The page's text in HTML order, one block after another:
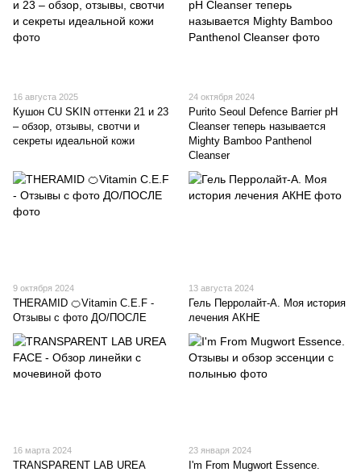
16 августа 2025
Кушон CU SKIN оттенки 21 и 23
– обзор, отзывы, свотчи и
секреты идеальной кожи
24 октября 2024
Purito Seoul Defence Barrier pH
Cleanser теперь называется
Mighty Bamboo Panthenol
Cleanser
9 октября 2024
THERAMID 🍊Vitamin C.E.F -
Отзывы с фото ДО/ПОСЛЕ
13 августа 2024
Гель Перролайт-А. Моя история
лечения АКНЕ
16 марта 2024
TRANSPARENT LAB UREA
23 января 2024
I'm From Mugwort Essence.